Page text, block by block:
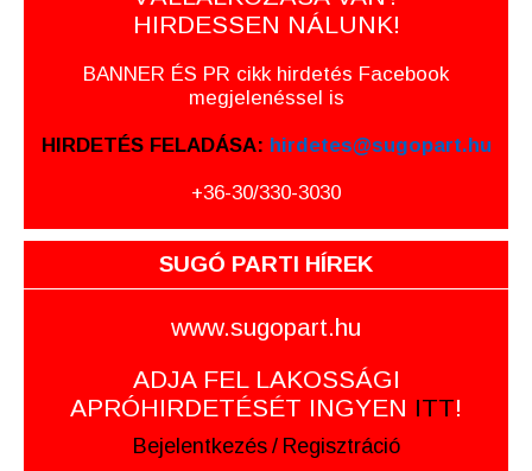
HIRDESSEN NÁLUNK!
BANNER ÉS PR cikk hirdetés Facebook
megjelenéssel is
HIRDETÉS FELADÁSA: hirdetes@sugopart.hu
+36-30/330-3030
SUGÓ PARTI HÍREK
www.sugopart.hu
ADJA FEL LAKOSSÁGI
APRÓHIRDETÉSÉT INGYEN ITT!
Bejelentkezés / Regisztráció